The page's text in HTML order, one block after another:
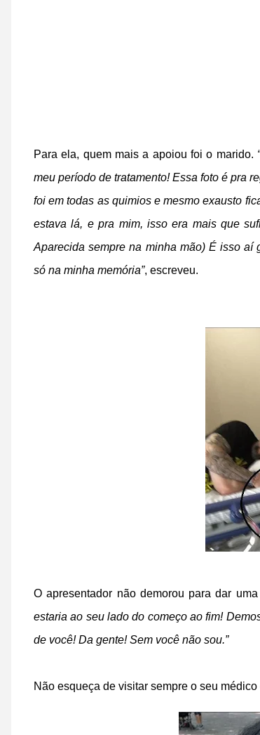
Para ela, quem mais a apoiou foi o marido.
meu período de tratamento! Essa foto é pra
foi em todas as quimios e mesmo exausto
estava lá, e pra mim, isso era mais que
Aparecida sempre na minha mão) É isso aí
só na minha memória”, escreveu.
O apresentador não demorou para dar
estaria ao seu lado do começo ao fim!
de você! Da gente! Sem você não sou.”
Não esqueça de visitar sempre o seu